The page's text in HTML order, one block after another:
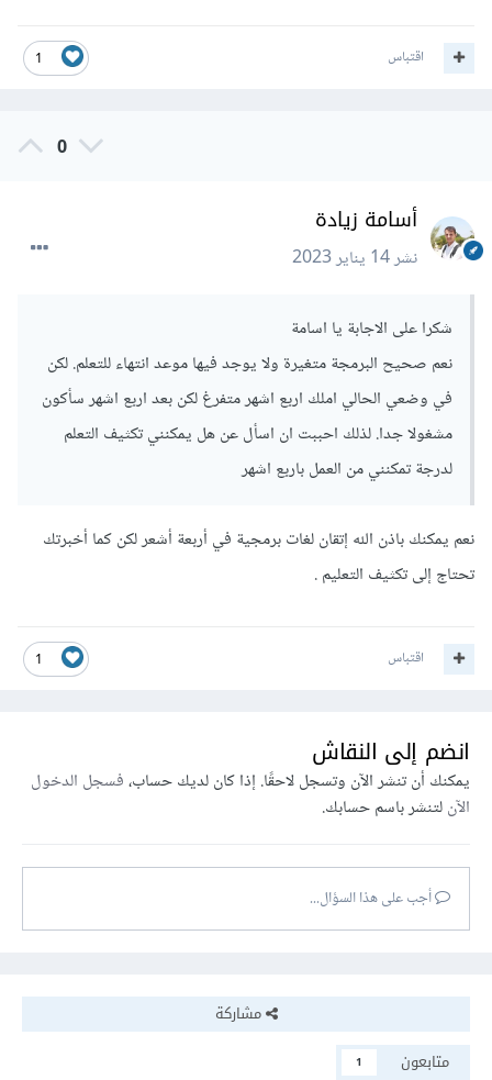
1 اقتباس
0
أسامة زيادة
نشر14 يناير 2023
شكرا على الاجابة يا اسامة
نعم صحيح البرمجة متغيرة ولا يوجد فيها موعد انتهاء للتعلم. لكن
في وضعي الحالي املك اربع اشهر متفرغ لكن بعد اربع اشهر سأكون
مشغولا جدا. لذلك احببت ان اسأل عن هل يمكنني تكثيف التعلم
لدرجة تمكنني من العمل باربع اشهر
نعم يمكنك باذن الله إتقان لغات برمجية في أربعة أشعر لكن كما أخبرتك
تحتاج إلى تكثيف التعليم .
1 اقتباس
انضم إلى النقاش
يمكنك أن تنشر الآن وتسجل لاحقًا. إذا كان لديك حساب،فسجل الدخول
الآنلتنشر باسم حسابك.
أجب على هذا السؤال...
مشاركة
متابعون
1